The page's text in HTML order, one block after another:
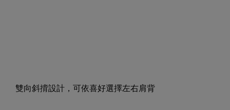
雙向斜揹設計，可依喜好選擇左右肩背